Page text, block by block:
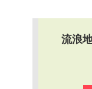
流浪